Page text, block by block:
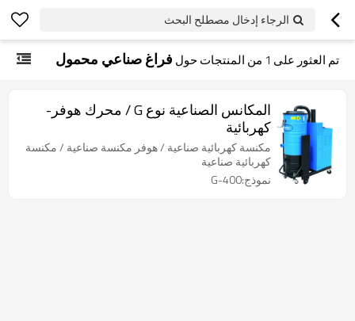
الرجاء إدخال مصطلح البحث
تم العثور على 1 من المنتجات حول فراغ صناعي محمول
المكانس الصناعية نوع G / محرك هوفر-
كهربائية
مكنسة كهربائية صناعية / هوفر مكنسة صناعية / مكنسة
كهربائية صناعية
نموذج:G-400